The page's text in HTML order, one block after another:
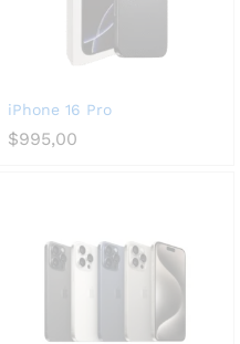
iPhone 16 Pro
$995,00